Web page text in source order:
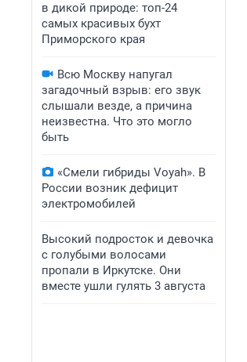
в дикой природе: топ-24
самых красивых бухт
Приморского края
Всю Москву напугал
загадочный взрыв: его звук
слышали везде, а причина
неизвестна. Что это могло
быть
«Смели гибриды Voyah». В
России возник дефицит
электромобилей
Высокий подросток и девочка
с голубыми волосами
пропали в Иркутске. Они
вместе ушли гулять 3 августа